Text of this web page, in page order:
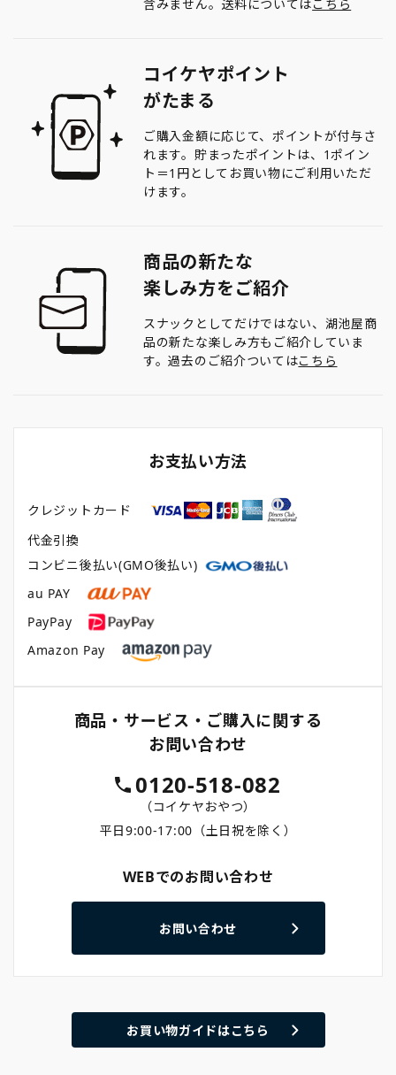
含みません。送料についてはこちら
コイケヤポイント
がたまる
ご購入金額に応じて、ポイントが付与さ
れます。貯まったポイントは、1ポイン
ト＝1円としてお買い物にご利用いただ
けます。
商品の新たな
楽しみ方をご紹介
スナックとしてだけではない、湖池屋商
品の新たな楽しみ方もご紹介していま
す。過去のご紹介ついてはこちら
お支払い方法
クレジットカード
代金引換
コンビニ後払い(GMO後払い)
au PAY
PayPay
Amazon Pay
商品・サービス・ご購入に関する
お問い合わせ
0120-518-082
（コイケヤおやつ）
平日9:00-17:00（土日祝を除く）
WEBでのお問い合わせ
お問い合わせ
お買い物ガイドはこちら